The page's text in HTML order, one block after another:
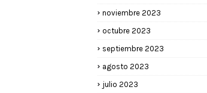
noviembre 2023
octubre 2023
septiembre 2023
agosto 2023
julio 2023